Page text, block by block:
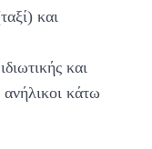
και
και
κάτω